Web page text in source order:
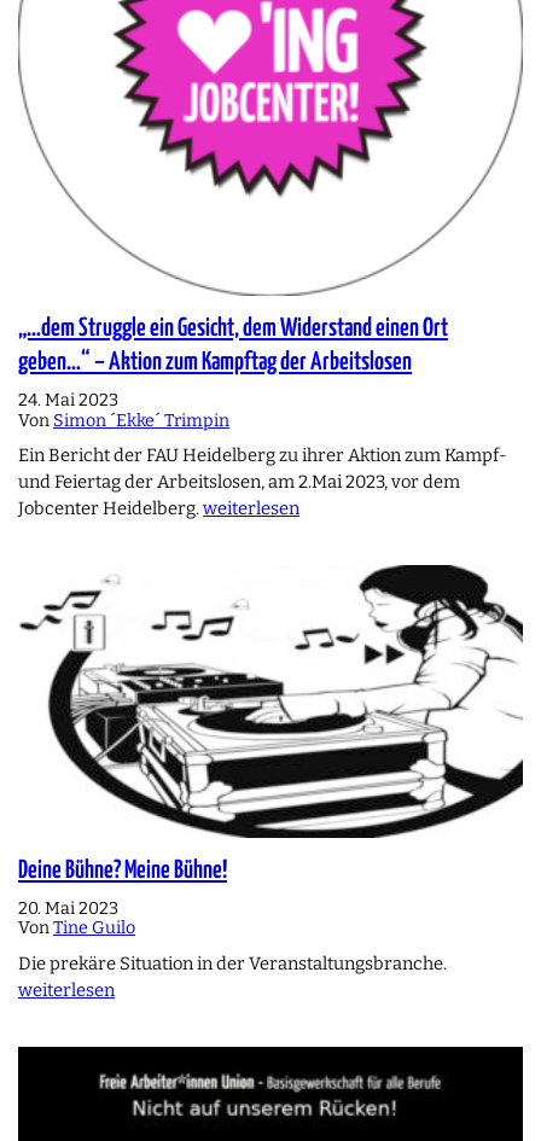
„…dem Struggle ein Gesicht, dem Widerstand einen Ort
geben…“ – Aktion zum Kampftag der Arbeitslosen
24. Mai 2023
Von Simon ´Ekke´ Trimpin
Ein Bericht der FAU Heidelberg zu ihrer Aktion zum Kampf-
und Feiertag der Arbeitslosen, am 2.Mai 2023, vor dem
Jobcenter Heidelberg.weiterlesen
Deine Bühne? Meine Bühne!
20. Mai 2023
VonTine Guilo
Die prekäre Situation in der Veranstaltungsbranche.
weiterlesen